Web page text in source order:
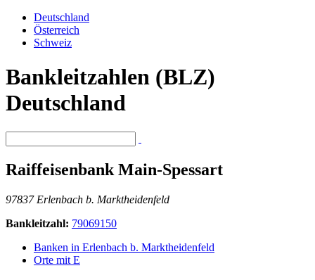
Deutschland
Österreich
Schweiz
Bankleitzahlen (BLZ)
Deutschland
Raiffeisenbank Main-Spessart
97837 Erlenbach b. Marktheidenfeld
Bankleitzahl: 79069150
Banken in Erlenbach b. Marktheidenfeld
Orte mit E